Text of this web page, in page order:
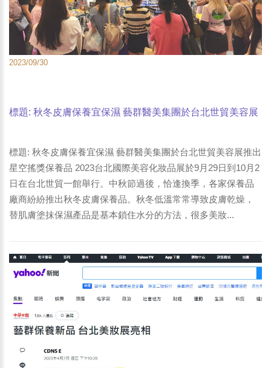
2023/09/30
標題: 秋冬皮膚保養宜保濕 藝群醫美集團於台北世貿美容展
標題: 秋冬皮膚保養宜保濕 藝群醫美集團於台北世貿美容展推出
星空搖獎保養品 2023台北國際美容化妝品展於9月29日到10月2
日在台北世貿一館舉行。中秋節過後，恰逢換季，各家保養品
廠商紛紛推出秋冬皮膚保養品。秋冬低溫常常導致皮膚乾燥，
替肌膚塗抹保濕產品是基本鎖住水分的方法，很多美妝...